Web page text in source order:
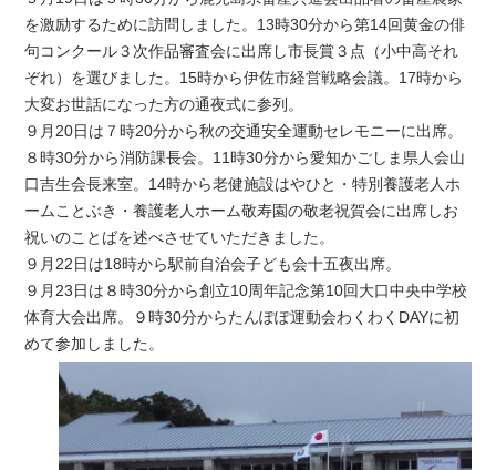
を激励するために訪問しました。13時30分から第14回黄金の俳
句コンクール３次作品審査会に出席し市長賞３点（小中高それ
ぞれ）を選びました。15時から伊佐市経営戦略会議。17時から
大変お世話になった方の通夜式に参列。
９月20日は７時20分から秋の交通安全運動セレモニーに出席。
８時30分から消防課長会。11時30分から愛知かごしま県人会山
口吉生会長来室。14時から老健施設はやひと・特別養護老人ホ
ームことぶき・養護老人ホーム敬寿園の敬老祝賀会に出席しお
祝いのことばを述べさせていただきました。
９月22日は18時から駅前自治会子ども会十五夜出席。
９月23日は８時30分から創立10周年記念第10回大口中央中学校
体育大会出席。９時30分からたんぽぽ運動会わくわくDAYに初
めて参加しました。